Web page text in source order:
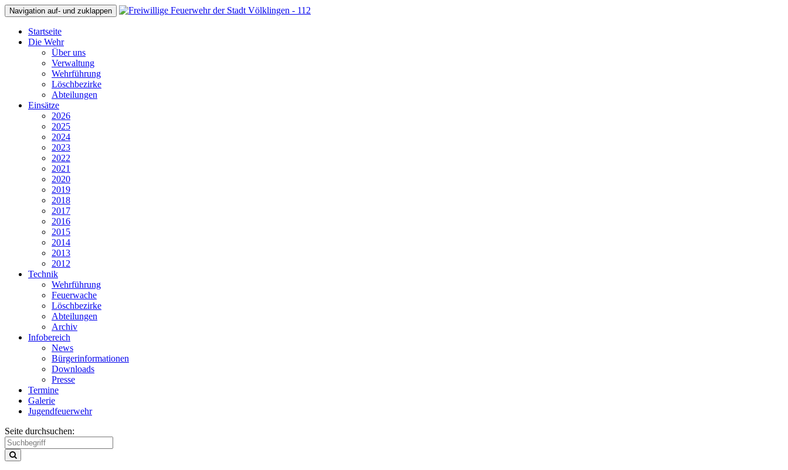
Navigation auf- und zuklappen
Startseite
Die Wehr
Über uns
Verwaltung
Wehrführung
Löschbezirke
Abteilungen
Einsätze
2026
2025
2024
2023
2022
2021
2020
2019
2018
2017
2016
2015
2014
2013
2012
Technik
Wehrführung
Feuerwache
Löschbezirke
Abteilungen
Archiv
Infobereich
News
Bürgerinformationen
Downloads
Presse
Termine
Galerie
Jugendfeuerwehr
Seite durchsuchen: